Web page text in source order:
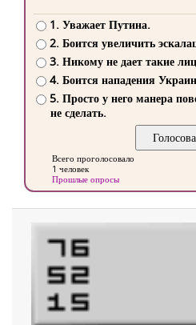
1. Уважает Путина.
2. Боится увеличить
3. Никому не дает такие
4. Боится нападения
5. Просто у него манера
не сделать.
Всего проголосовало
1 человек
Прошлые опросы